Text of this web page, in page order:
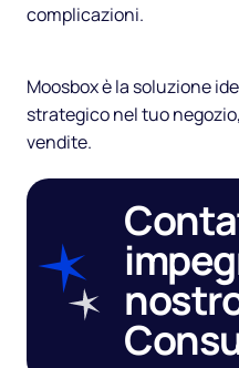
complicazioni.
Moosbox è la soluzione
strategico nel tuo
vendite.